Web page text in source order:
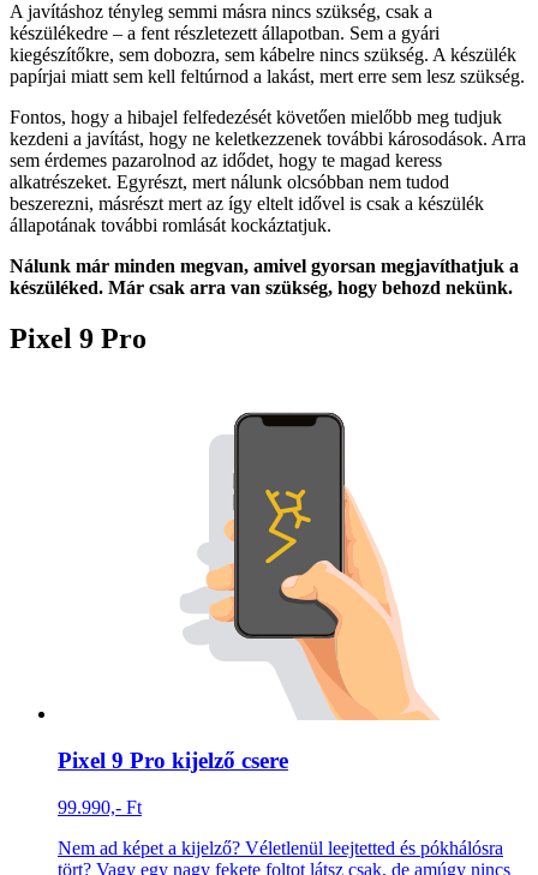
A javításhoz tényleg semmi másra nincs szükség, csak a
készülékedre – a fent részletezett állapotban. Sem a gyári
kiegészítőkre, sem dobozra, sem kábelre nincs szükség. A készülék
papírjai miatt sem kell feltúrnod a lakást, mert erre sem lesz szükség.
Fontos, hogy a hibajel felfedezését követően mielőbb meg tudjuk
kezdeni a javítást, hogy ne keletkezzenek további károsodások. Arra
sem érdemes pazarolnod az idődet, hogy te magad keress
alkatrészeket. Egyrészt, mert nálunk olcsóbban nem tudod
beszerezni, másrészt mert az így eltelt idővel is csak a készülék
állapotának további romlását kockáztatjuk.
Nálunk már minden megvan, amivel gyorsan megjavíthatjuk a
készüléked. Már csak arra van szükség, hogy behozd nekünk.
Pixel 9 Pro
Pixel 9 Pro kijelző csere
99.990,- Ft
Nem ad képet a kijelző? Véletlenül leejtetted és pókhálósra
tört? Vagy egy nagy fekete foltot látsz csak, de amúgy nincs